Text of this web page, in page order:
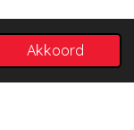
Akkoord